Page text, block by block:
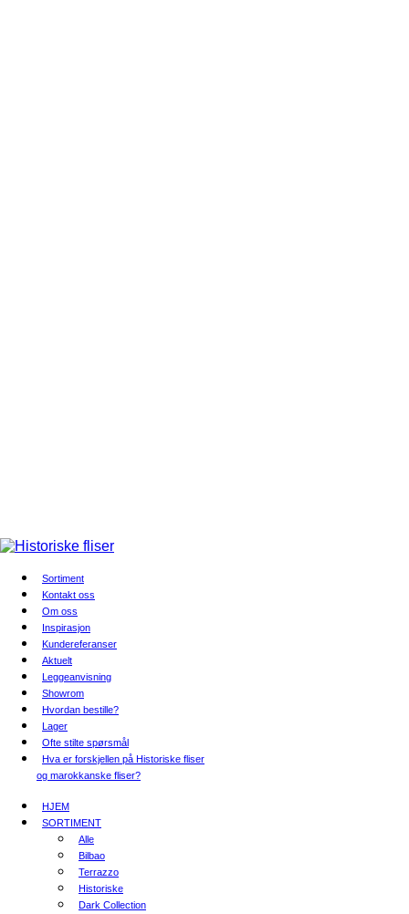
Sortiment
Kontakt oss
Om oss
Inspirasjon
Kundereferanser
Aktuelt
Leggeanvisning
Showrom
Hvordan bestille?
Lager
Ofte stilte spørsmål
Hva er forskjellen på Historiske fliser
og marokkanske fliser?
HJEM
SORTIMENT
Alle
Bilbao
Terrazzo
Historiske
Dark Collection